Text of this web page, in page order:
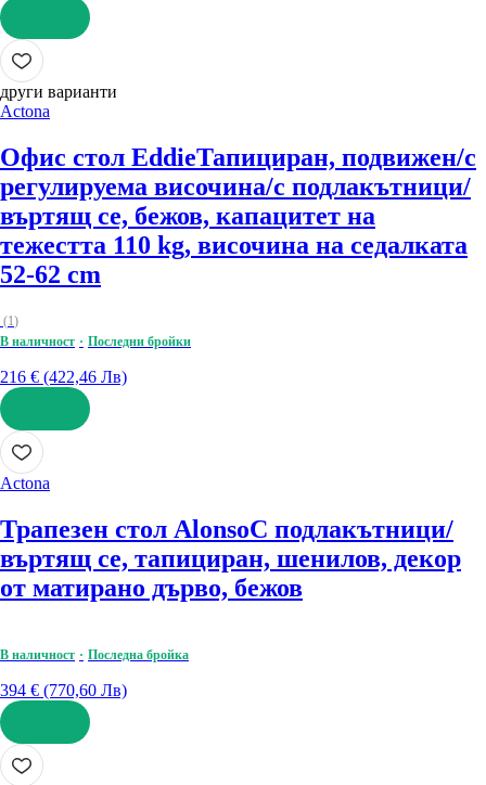
ДОБАВИ
други варианти
Actona
Офис стол EddieТапициран, подвижен/с
регулируема височина/с подлакътници/
въртящ се, бежов, капацитет на
тежестта 110 kg, височина на седалката
52-62 cm
(1)
В наличност
Последни бройки
216 € (422,46 Лв)
ДОБАВИ
Actona
Трапезен стол AlonsoС подлакътници/
въртящ се, тапициран, шенилов, декор
от матирано дърво, бежов
В наличност Последна бройка
394 € (770,60 Лв)
ДОБАВИ